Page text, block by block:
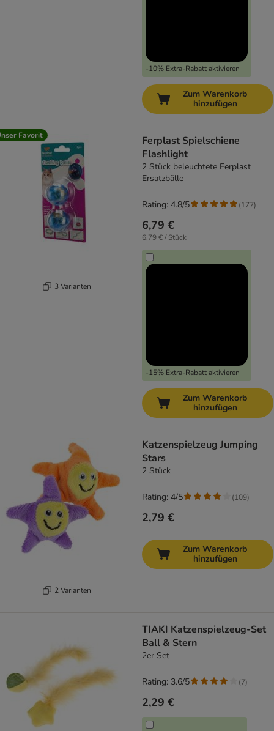
-10% Extra-Rabatt aktivieren
Zum Warenkorb
hinzufügen
Favorit
3 Varianten
Ferplast Spielschiene
Flashlight
2 Stück beleuchtete Ferplast
Ersatzbälle
6,79 €
6,79 € / Stück
-15% Extra-Rabatt aktivieren
Rating: 4.8/5 (177)
Zum Warenkorb
hinzufügen
2 Varianten
Katzenspielzeug Jumping
Stars
2 Stück
2,79 €
Rating: 4/5 (109)
Zum Warenkorb
hinzufügen
TIAKI Katzenspielzeug-Set
Ball & Stern
2er Set
2,29 €
Rating: 3.6/5 (7)